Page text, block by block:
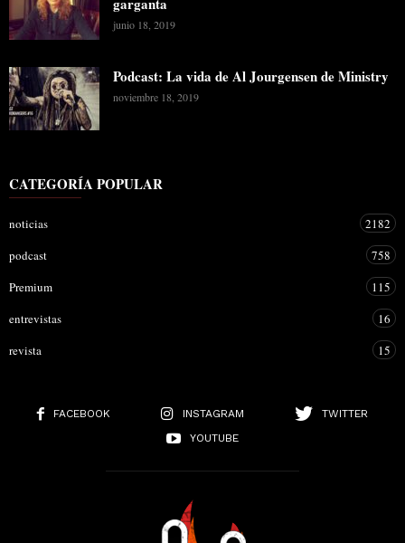
junio 18, 2019
Podcast: La vida de Al Jourgensen de Ministry
noviembre 18, 2019
CATEGORÍA POPULAR
noticias
2182
podcast
758
Premium
115
entrevistas
16
revista
15
FACEBOOK INSTAGRAM
TWITTER
YOUTUBE